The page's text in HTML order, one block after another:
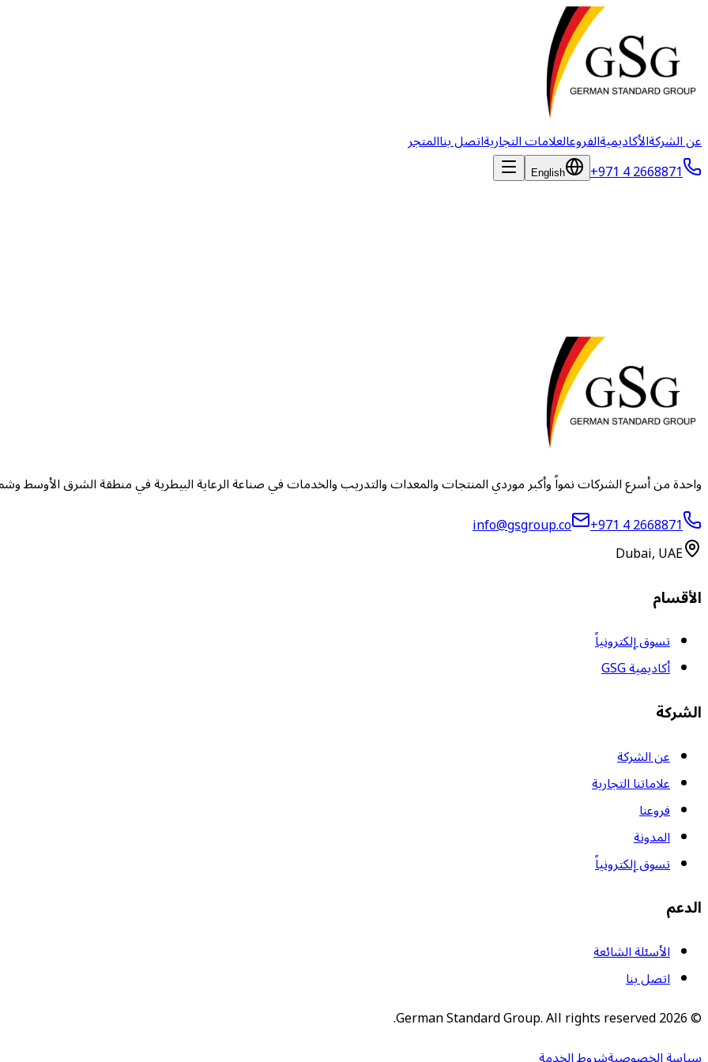
عن الشركةالأكاديميةالفروعالعلامات التجاريةاتصل بناالمتجر
+971 4 2668871
English
واحدة من أسرع الشركات نمواً وأكبر موردي المنتجات والمعدات والتدريب والخدمات في صناعة الرعاية البيطرية في منطقة الشرق الأوسط
+971 4 2668871
info@gsgroup.co
Dubai, UAE
الأقسام
تسوق إلكترونياً
أكاديمية GSG
الشركة
عن الشركة
علاماتنا التجارية
فروعنا
المدونة
تسوق إلكترونياً
الدعم
الأسئلة الشائعة
اتصل بنا
©
2026